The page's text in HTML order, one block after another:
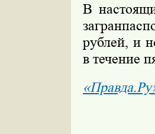
В
рублей, и
в течение